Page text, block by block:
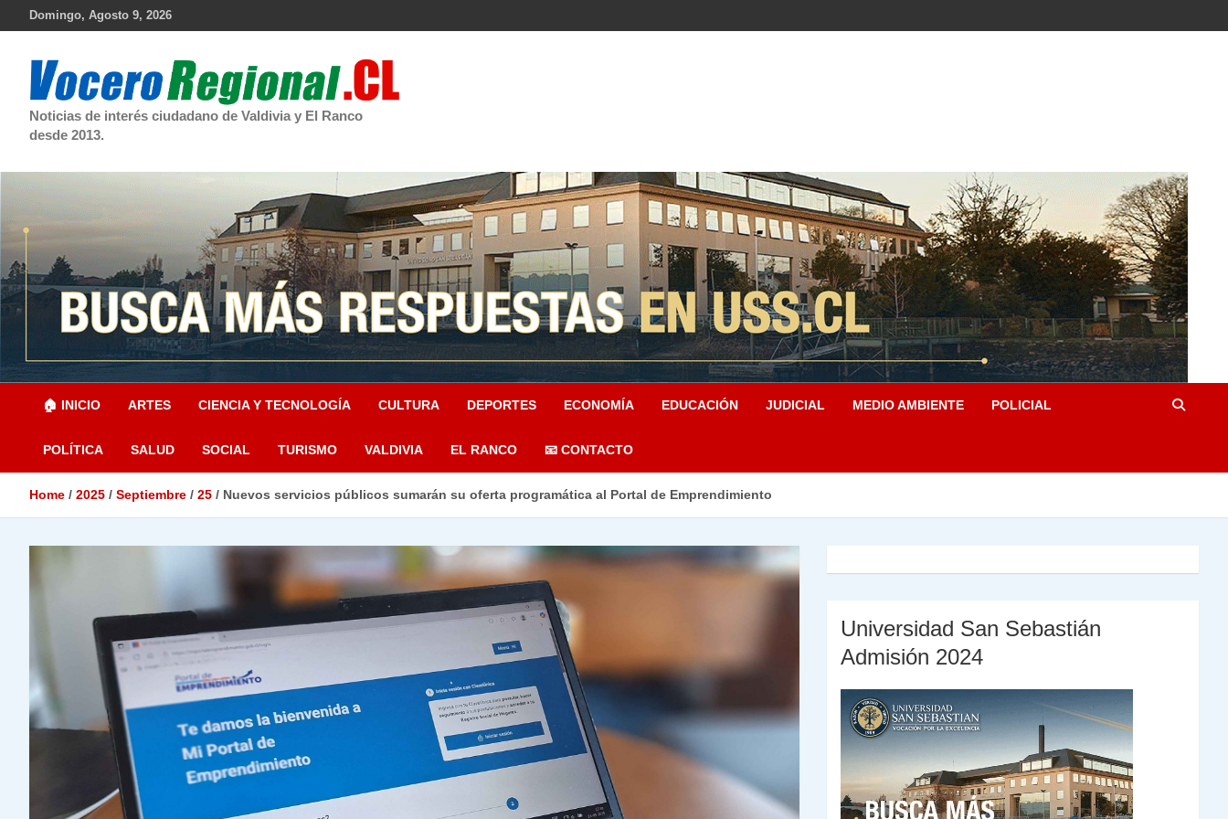
Domingo, Agosto 9, 2026
Noticias de interés ciudadano de Valdivia y El Ranco
desde 2013.
🏠 INICIO ARTES CIENCIA Y TECNOLOGÍA CULTURA DEPORTES ECONOMÍA EDUCACIÓN JUDICIAL MEDIO AMBIENTE POLICIAL
POLÍTICA SALUD SOCIAL TURISMO VALDIVIA EL RANCO 📧 CONTACTO
Home 2025 Septiembre 25 Nuevos servicios públicos sumarán su oferta programática al Portal de Emprendimiento
Universidad San Sebastián
Admisión 2024